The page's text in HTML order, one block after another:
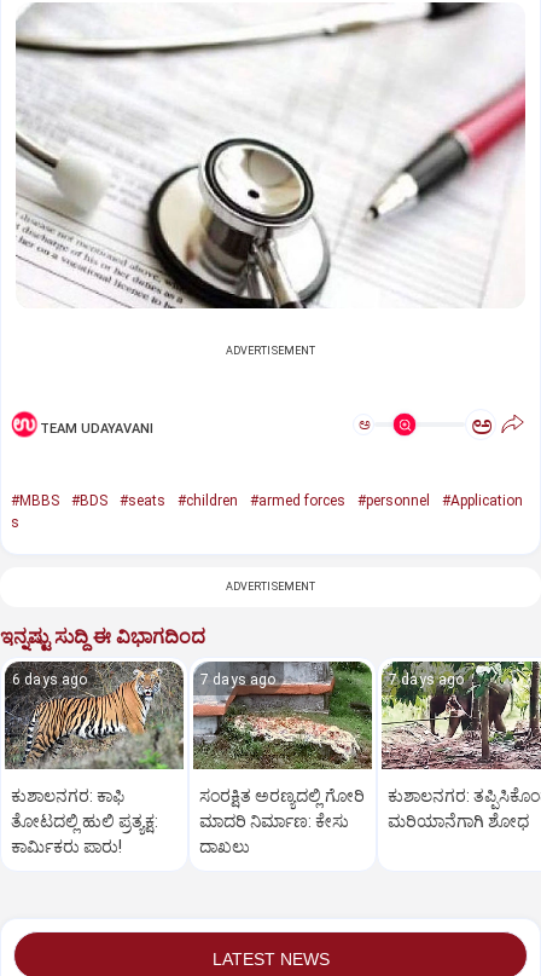
ADVERTISEMENT
TEAM UDAYAVANI ಅ ಅ
#MBBS #BDS #seats #children #armed forces #personnel
#Application
s
ADVERTISEMENT
ಇನ್ನಷ್ಟು ಸುದ್ದಿ ಈ ವಿಭಾಗದಿಂದ
6 days ago
ಕುಶಾಲನಗರ: ಕಾಫಿ
ತೋಟದಲ್ಲಿ ಹುಲಿ ಪ್ರತ್ಯಕ್ಷ:
ಕಾರ್ಮಿಕರು ಪಾರು!
7 days ago
ಸಂರಕ್ಷಿತ ಅರಣ್ಯದಲ್ಲಿ ಗೋರಿ
ಮಾದರಿ ನಿರ್ಮಾಣ: ಕೇಸು
ದಾಖಲು
7 days ago
ಕುಶಾಲನಗರ:
ಮರಿಯಾನೆಗಾಗಿ ಶೋಧ
LATEST NEWS